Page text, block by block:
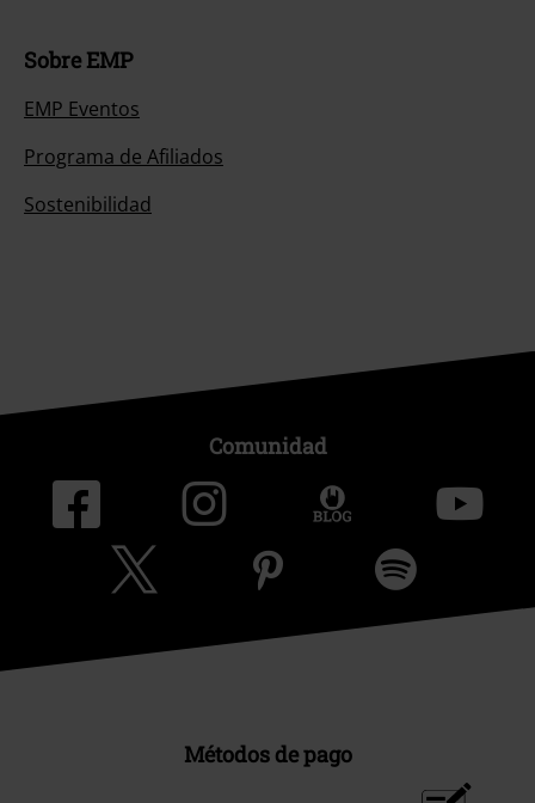
Sobre EMP
EMP Eventos
Programa de Afiliados
Sostenibilidad
Comunidad
Métodos de pago